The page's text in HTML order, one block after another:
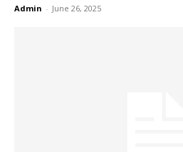
Admin - June 26, 2025